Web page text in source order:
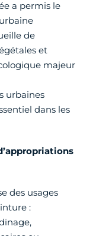
a permis le
de
et
majeur
urbaines
dans les
des usages
: